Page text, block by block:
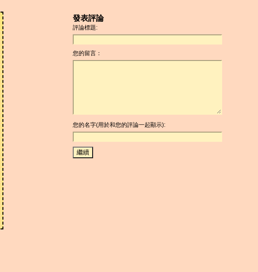
發表評論
評論標題:
您的留言：
您的名字(用於和您的評論一起顯示):